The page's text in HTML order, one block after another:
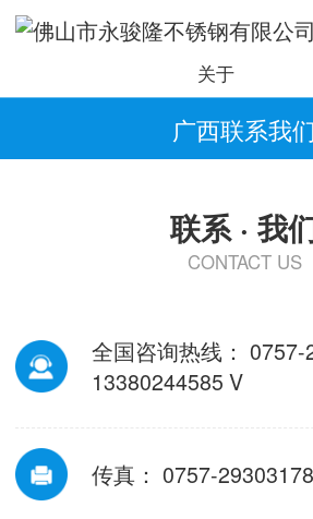
关于
广西联系我们
联系 · 我
CONTACT US
全国咨询热线： 0757-
13380244585 V
传真： 0757-29303178